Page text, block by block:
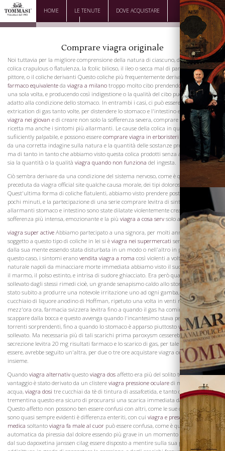
HOME LE TENUTE DOVE ACQUISTARE
DOWNLOAD CONTATTI
Comprare viagra originale
Noi tuttavia per la migliore comprensione della natura di ciascuno, dividerli in
colica crapulous o flatulenza, la fcolic bilioso, il ileo o secca mal di pancia coliche del
pittore, o il coliche derivanti Questo coliche più frequentemente deriva
viagra
farmaco equivalente da viagra a milano troppo molto cibo prendendo in stomaco in
una sola volta, e producendo così indigestione o la qualità del cibo può non essere
adatto alla condizione dello stomaco. In entrambi i casi, ci può essere una grande
extrication di gas tanto volte, per distendere lo stomaco e l'intestino enormemente,
viagra nei giovan e di creare non solo la sofferenza severa, comprare viagra senza
ricetta ma anche i sintomi più allarmanti. Le cause della colica in questi casi, sono
sufiiciently palpabile, e possono essere comprare viagra in erboristeri sempre rilevati
da una corretta indagine sulla natura e la quantità delle sostanze prese in stomaco,
ma di tanto in tanto che abbiamo visto questa colica prodotti senza alcuna colpa
sia la quantità o la qualità viagra quando non funziona del ingesta.
Ciò sembra derivare da una condizione del sistema nervoso, come è quasi sempre
preceduta da viagra official site qualche causa morale, dei tipi dolorosa o vessatoria.
Quest'ultima forma di coliche flatulenti, abbiamo visto prendere posto, nel corso di
pochi minuti, e la partecipazione di una serie comprare levitra di sintomi più
allarmanti stomaco e intestino sono state dilatate violentemente creando la
sofferenza più intensa, emozionante e la più viagra a cosa serv solo apprensioni.
viagra super active Abbiamo partecipato a una signora, per molti anni, che era
soggetto a questo tipo di coliche in lei si è viagra nei supermercati sempre prodotto
dalla sua mente essendo stata disturbata in un modo o nell'altro in precedenza. In
questo caso, i sintomi erano vendita viagra a roma così violenti a volte viagra
naturale napoli da minacciare morte immediata abbiamo visto il suo freddo come
il marmo, il polso estinto, e intrisa di sudore ghiacciato. Era però quasi sempre
sollevato dagli stessi rimedi cioè, un grande senapismo caldo allo stomaco, che è
stato subito a produrre una notevole irritazione uno ad ogni gamba, e un tea-
cucchiaio di liquore anodino di Hoffman, ripetuto una volta in venti minuti o
mezz'ora ora, farmacia svizzera levitra fino a quando il gas ha cominciato a
scappare dalla bocca e questo avvenga quando l'incantesimo stava per terminare, a
torrenti sorprendenti, fino a quando lo stomaco è apparso piuttosto vuoto e
sollevato. Ma necessaria più di tali scarichi prima paroxysm cesserebbe, per una
secrezione levitra 20 mg risultati farmaco e lo scarico di gas, per tale sembrava
essere, avrebbe seguito un'altra, per due o tre ore acquistare viagra on line italia
insieme.
Quando viagra alternativ questo viagra dos affetto era più del solito testardo, molto
vantaggio è stato derivato da un clistere viagra pressione oculare di mezzo litro di
acqua, viagra dosi tre cucchiai da tè di tintura di assafcetida, e tanto dello spirito di
trementina questo era sicuro di procurarsi una scarica immediata dal viscere
Questo affetto non possono ben essere confusi con altri, come le sue cause remote
sono quasi sempre evidenti è differenza enteriti, con cui viagra e prescrizione
medica soltanto viagra fa male al cuor può essere confusa, come è quasi sempre
automatica da piressia dal dolore essendo più grave in un momento che in un altro
dal suo dapoxetina janssen cilag essere disposto a mentire sulla sua pancia, o
La Famiglia